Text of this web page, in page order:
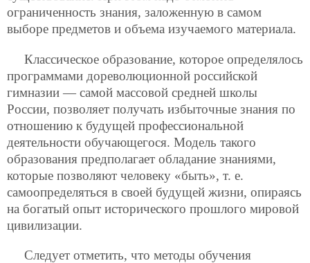
ограниченность знания, заложенную в самом
выборе предметов и объема изучаемого материала.
Классическое образование, которое определялось
программами дореволюционной российской
гимназии — самой массовой средней школы
России, позволяет получать избыточные знания по
отношению к будущей профессиональной
деятельности обучающегося. Модель такого
образования предполагает обладание знаниями,
которые позволяют человеку «быть», т. е.
самоопределяться в своей будущей жизни, опираясь
на богатый опыт исторического прошлого мировой
цивилизации.
Следует отметить, что методы обучения